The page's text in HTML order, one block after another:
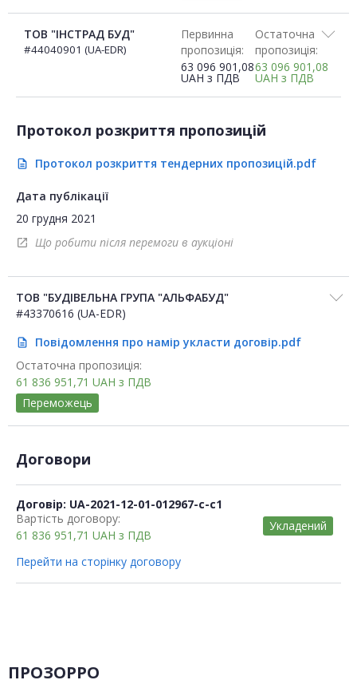
ТОВ "ІНСТРАД БУД"
#44040901 (UA-EDR)
Первинна
пропозиція:
63 096 901,08
UAH з ПДВ
Остаточна
пропозиція:
63 096 901,08
UAH з ПДВ
Протокол розкриття пропозицій
description Протокол розкриття тендерних пропозицій.pdf
Дата публікації
20 грудня 2021
open_in_new Що робити після перемоги в аукціоні
ТОВ "БУДІВЕЛЬНА ГРУПА "АЛЬФАБУД"
#43370616 (UA-EDR)
description
Повідомлення про намір укласти договір.pdf
Остаточна пропозиція:
61 836 951,71 UAH з ПДВ
Переможець
Договори
Договір: UA-2021-12-01-012967-c-c1
Вартість договору:
61 836 951,71 UAH з ПДВ
Укладений
Перейти на сторінку договору
ПРОЗОРРО